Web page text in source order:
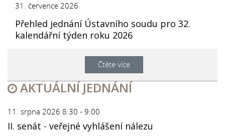
31. července 2026
Přehled jednání Ústavního soudu pro 32.
kalendářní týden roku 2026
Čtěte více
AKTUÁLNÍ JEDNÁNÍ
11. srpna 2026 8:30 - 9:00
II. senát - veřejné vyhlášení nálezu